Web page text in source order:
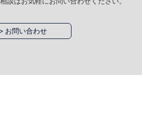
お問い合わせ